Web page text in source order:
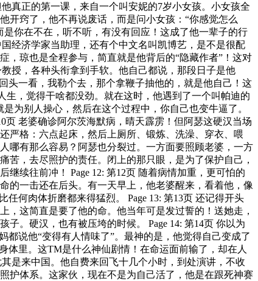
真正的第一课，来自一个叫安妮的7岁小女孩。小女孩全
开窍了，他不再说废话，而是问小女孩：“你感觉怎么
你在不在，听不听，有没有回应！这成了他一辈子的行
经济学家当助理，还有个中文名叫凯博艺，是不是很配
，琼也是全程参与，简直就是他背后的“隐藏作者”！这对
授，各种头衔拿到手软。他自己都说，那段日子是他
头一看，我勒个去，那个拿鞭子抽他的，就是他自己！这
生，觉得干啥都没劲。就在这时，他遇到了一个叫帕迪的
为别人操心，然后在这个过程中，你自己也变牛逼了。
页 老婆确诊阿尔茨海默病，晴天霹雳！但阿瑟这硬汉当场
格：六点起床，然后上厕所、锻炼、洗澡、穿衣、喂
哪有那么容易？阿瑟也分裂过。一方面要照顾老婆，一方
，去尽照护的责任。闭上的那只眼，是为了保护自己，
续往前冲！ Page 12: 第12页 随着病情加重，更可怕的
的一击还在后头。有一天早上，他老婆醒来，看着他，像
何肉体折磨都来得猛烈。 Page 13: 第13页 还记得开头
这简直是要了他的命。他当年可是发过誓的！送她走，
。硬汉，也有被压垮的时候。 Page 14: 第14页 你以为
说他“变得有人情味了”。最神的是，他觉得自己变成了
体里。这TM是什么神仙剧情！在命运面前输了，却在人
是来中国。他自费来回飞十几个小时，到处演讲，不收
护体系。这家伙，现在不是为自己活了，他是在跟死神赛